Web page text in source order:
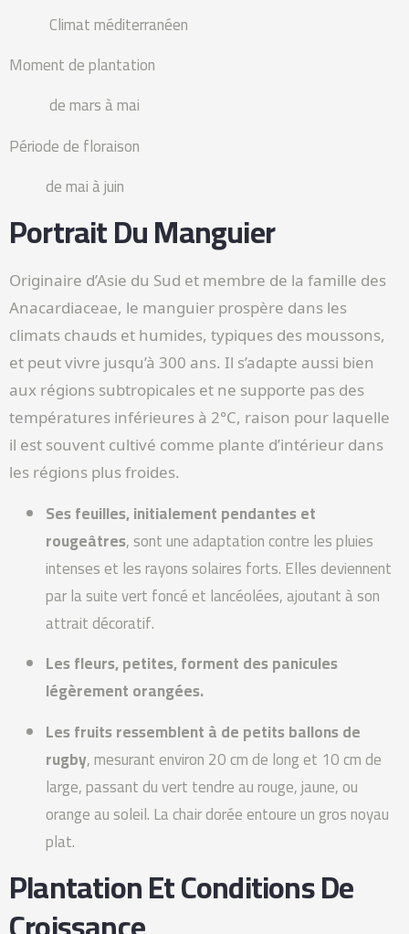
Climat méditerranéen
Moment de plantation
de mars à mai
Période de floraison
de mai à juin
Portrait Du Manguier
Originaire d’Asie du Sud et membre de la famille des
Anacardiaceae, le manguier prospère dans les
climats chauds et humides, typiques des moussons,
et peut vivre jusqu’à 300 ans. Il s’adapte aussi bien
aux régions subtropicales et ne supporte pas des
températures inférieures à 2°C, raison pour laquelle
il est souvent cultivé comme plante d’intérieur dans
les régions plus froides.
Ses feuilles, initialement pendantes et
rougeâtres, sont une adaptation contre les pluies
intenses et les rayons solaires forts. Elles deviennent
par la suite vert foncé et lancéolées, ajoutant à son
attrait décoratif.
Les fleurs, petites, forment des panicules
légèrement orangées.
Les fruits ressemblent à de petits ballons de
rugby, mesurant environ 20 cm de long et 10 cm de
large, passant du vert tendre au rouge, jaune, ou
orange au soleil. La chair dorée entoure un gros noyau
plat.
Plantation Et Conditions De